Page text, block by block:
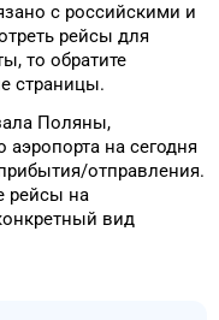
с российскими и
рейсы для
то обратите
страницы.
Поляны,
аэропорта на сегодня
отправления.
рейсы на
вид